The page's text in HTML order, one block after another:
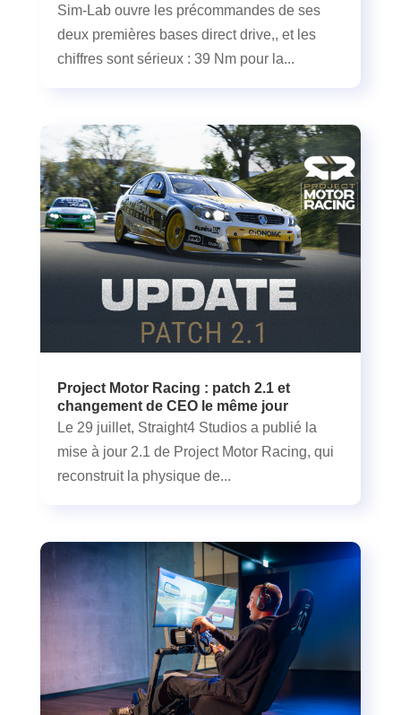
Sim-Lab ouvre les précommandes de ses
deux premières bases direct drive,, et les
chiffres sont sérieux : 39 Nm pour la...
Project Motor Racing : patch 2.1 et
changement de CEO le même jour
Le 29 juillet, Straight4 Studios a publié la
mise à jour 2.1 de Project Motor Racing, qui
reconstruit la physique de...